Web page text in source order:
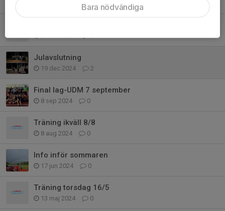
Julavslutning
19 dec 2024 2
Final lag-UDM 7 september
8 sep 2024 0
Träning ikväll 8/8
8 aug 2024 0
Info inför sommaren
17 jun 2024 0
Träning torsdag 16/5
13 maj 2024 0
Bara nödvändiga